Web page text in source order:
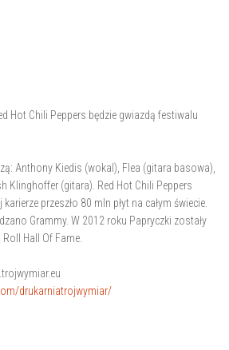
Hot Chili Peppers będzie gwiazdą festiwalu
Anthony Kiedis (wokal), Flea (gitara basowa),
Klinghoffer (gitara). Red Hot Chili Peppers
przeszło 80 mln płyt na całym świecie.
Grammy. W 2012 roku Papryczki zostały
Hall Of Fame.
drukarniatrojwymiar/